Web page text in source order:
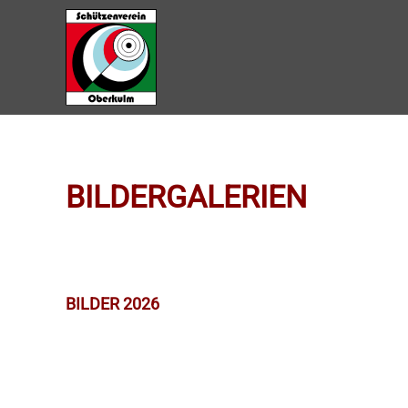
Zum Hauptinhalt springen
BILDERGALERIEN
BILDER 2026